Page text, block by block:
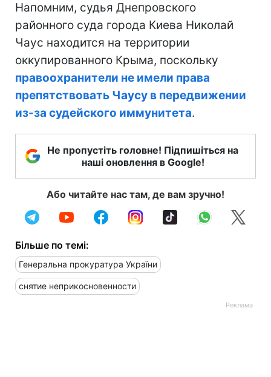
Напомним, судья Днепровского
районного суда города Киева Николай
Чаус находится на территории
оккупированного Крыма, поскольку
правоохранители не имели права
препятствовать Чаусу в передвижении
из-за судейского иммунитета.
Не пропустіть головне! Підпишіться на
наші оновлення в Google!
Або читайте нас там, де вам зручно!
Більше по темі:
Генеральна прокуратура України
снятие неприкосновенности